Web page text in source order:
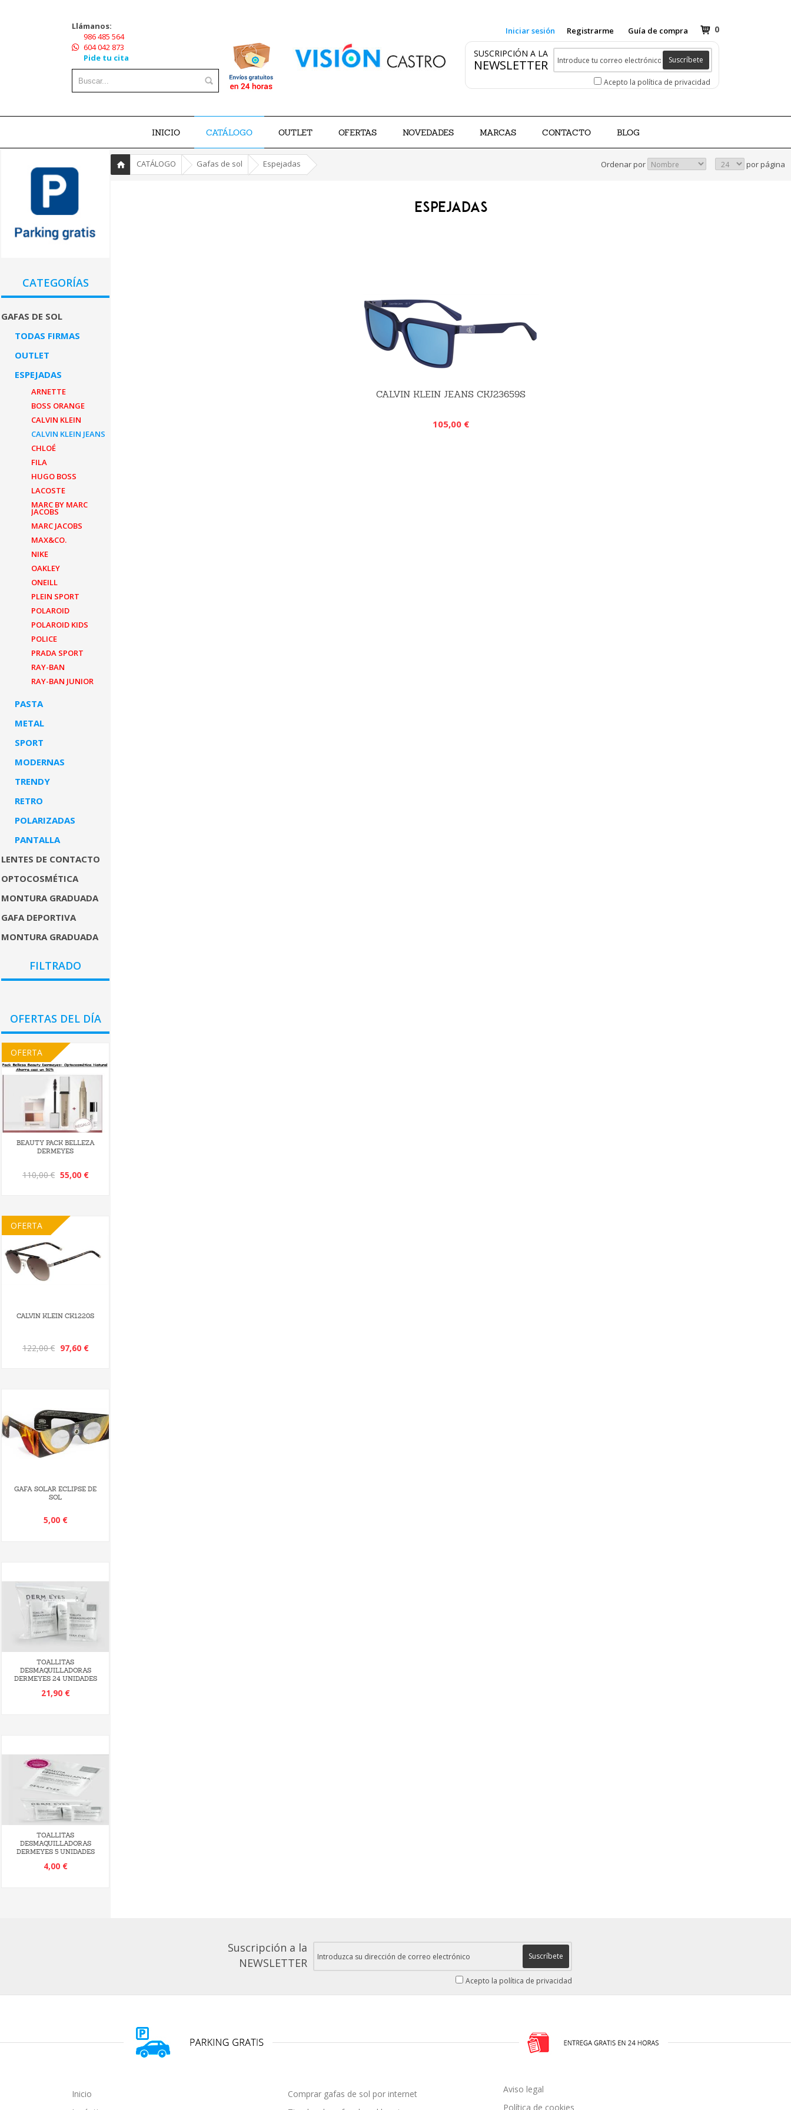
Llámanos:
986 485 564
604 042 873
Pide tu cita
0
Iniciar sesión Registrarme Guía de compra
SUSCRIPCIÓN A LA
NEWSLETTER Suscríbete
Acepto la política de privacidad
INICIO CATÁLOGO OUTLET OFERTAS NOVEDADES MARCAS CONTACTO BLOG
CATEGORÍAS
GAFAS DE SOL
TODAS FIRMAS
OUTLET
ESPEJADAS
ARNETTE
BOSS ORANGE
CALVIN KLEIN
CALVIN KLEIN JEANS
CHLOÉ
FILA
HUGO BOSS
LACOSTE
MARC BY MARC
JACOBS
MARC JACOBS
MAX&CO.
NIKE
OAKLEY
ONEILL
PLEIN SPORT
POLAROID
POLAROID KIDS
POLICE
PRADA SPORT
RAY-BAN
RAY-BAN JUNIOR
PASTA
METAL
SPORT
MODERNAS
TRENDY
RETRO
POLARIZADAS
PANTALLA
LENTES DE CONTACTO
OPTOCOSMÉTICA
MONTURA GRADUADA
GAFA DEPORTIVA
MONTURA GRADUADA
FILTRADO
OFERTAS DEL DÍA
OFERTA
BEAUTY PACK BELLEZA
DERMEYES
110,00 € 55,00 €
OFERTA
CALVIN KLEIN CK1220S
122,00 € 97,60 €
GAFA SOLAR ECLIPSE DE
SOL
5,00 €
TOALLITAS
DESMAQUILLADORAS
DERMEYES 24 UNIDADES
21,90 €
TOALLITAS
DESMAQUILLADORAS
DERMEYES 5 UNIDADES
4,00 €
Ordenar por por página
»CATÁLOGO Gafas de sol Espejadas
ESPEJADAS
CALVIN KLEIN JEANS CKJ23659S
105,00 €
Suscripción a la
NEWSLETTER
Suscríbete
Acepto la política de privacidad
Inicio
Comprar gafas de sol por internet
Aviso legal
Política de cookies